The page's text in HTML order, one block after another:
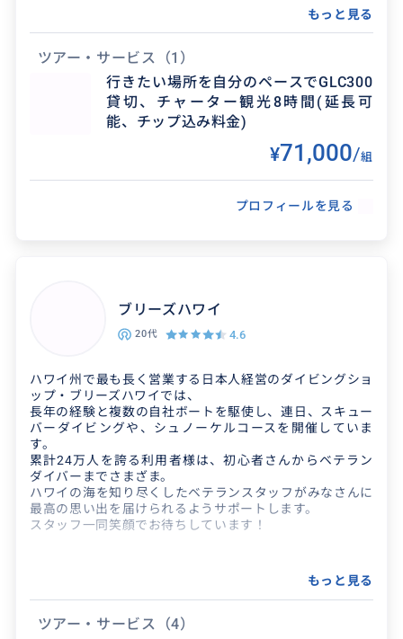
＊言葉が通じず不安だし何もわからなくてハワイ旅行を考
つかない方。
航空券、ホテルなどの予約。ご自宅から空港までの案内、
ハワイについてからのトータルサポートいたします。不安
解消ハワイ旅行をご相談ください。
＊ベビーシッター。安心して預けてデートを楽しめるよ
その他ご希望何なりとご相談ください。
得意なジャンル / 分野
子育て、ベビーシッター、送迎、占いランボー
さん通訳、英会話、韓国語会話、ツアー、お年
寄り旅行計画サポート、観光客の知らない絶景
もっと見る
ツアー・サービス
（1）
行きたい場所を自分のペースでGLC300
貸切、チャーター観光8時間(延長可
能、チップ込み料金)
¥71,000/組
プロフィールを見る
ブリーズハワイ
20代 4.6
ハワイ州で最も長く営業する日本人経営のダイビングショ
ップ・ブリーズハワイでは、
長年の経験と複数の自社ボートを駆使し、連日、スキュー
バーダイビングや、シュノーケルコースを開催していま
す。
累計24万人を誇る利用者様は、初心者さんからベテラン
ダイバーまでさまざま。
ハワイの海を知り尽くしたベテランスタッフがみなさんに
最高の思い出を届けられるようサポートします。
スタッフ一同笑顔でお待ちしています！
もっと見る
ツアー・サービス （4）